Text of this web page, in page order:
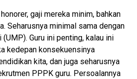
gaji mereka minim, bahkan
Seharusnya minimal sama dengan
Guru ini penting, kalau ini
kedepan konsekuensinya
kita, dan juga seharusnya
PPPK guru. Persoalannya